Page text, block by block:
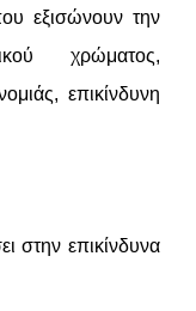
εξισώνουν την
χρώματος,
επικίνδυνη
στην επικίνδυνα